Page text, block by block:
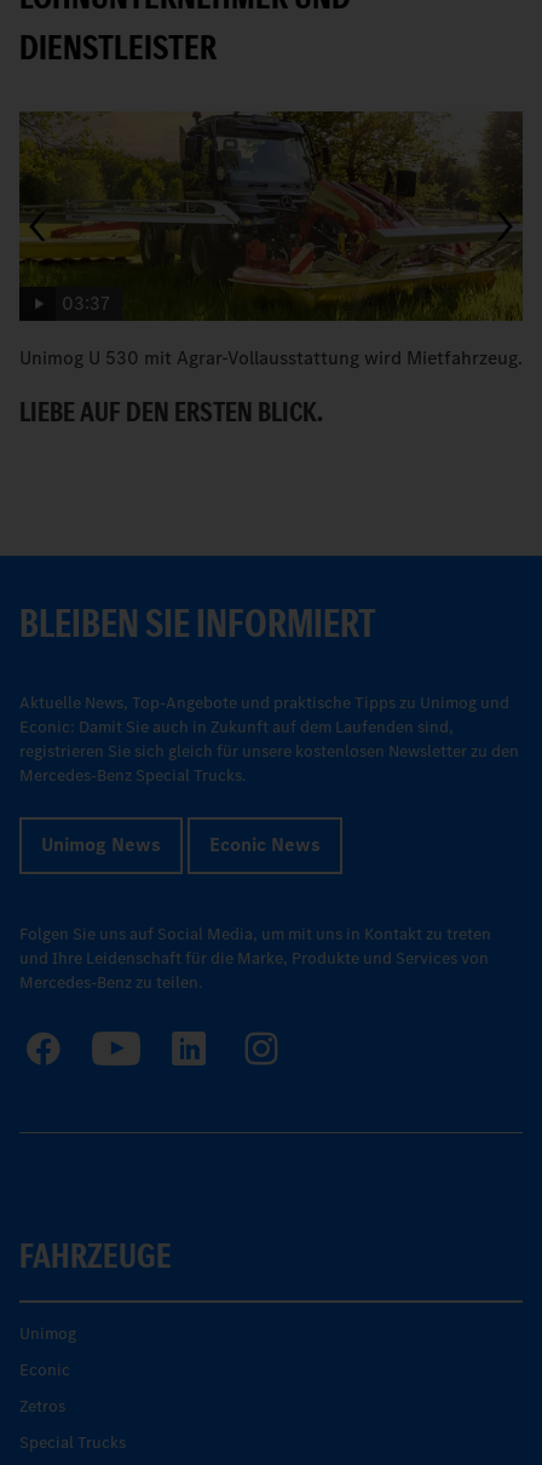
DIENSTLEISTER
03:37
Unimog U 530 mit Agrar-Vollausstattung wird Mietfahrzeug.
LIEBE AUF DEN ERSTEN BLICK.
BLEIBEN SIE INFORMIERT
Aktuelle News, Top-Angebote und praktische Tipps zu Unimog und
Econic: Damit Sie auch in Zukunft auf dem Laufenden sind,
registrieren Sie sich gleich für unsere kostenlosen Newsletter zu den
Mercedes-Benz Special Trucks.
Unimog News Econic News
Folgen Sie uns auf Social Media, um mit uns in Kontakt zu treten
und Ihre Leidenschaft für die Marke, Produkte und Services von
Mercedes-Benz zu teilen.
FAHRZEUGE
Unimog
Econic
Zetros
Special Trucks